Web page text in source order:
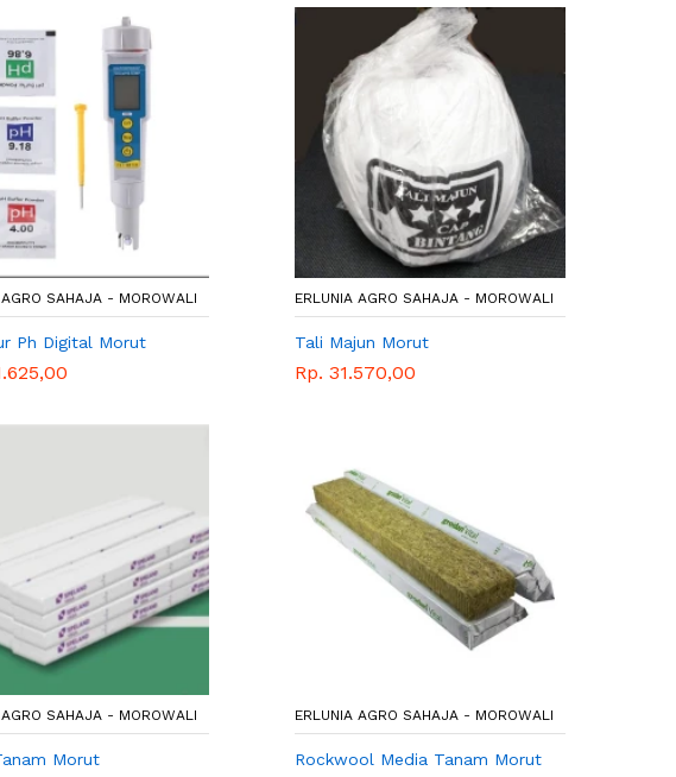
AGRO SAHAJA - MOROWALI
Ph Digital Morut
ERLUNIA AGRO SAHAJA - MOROWALI
Tali Majun Morut
Rp. 31.570,00
AGRO SAHAJA - MOROWALI
Morut
ERLUNIA AGRO SAHAJA - MOROWALI
Rockwool Media Tanam Morut